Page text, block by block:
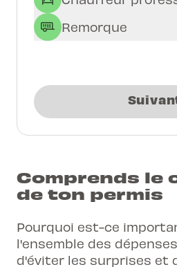
Remorque
Comprends le
de ton permis
Pourquoi est-ce
l'ensemble des
d'éviter les surprises et